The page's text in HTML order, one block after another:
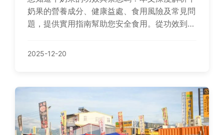
奶果的營養成分、健康益處、食用風險及常見問
題，提供實用指南幫助您安全食用。從功效到禁
2025-12-20